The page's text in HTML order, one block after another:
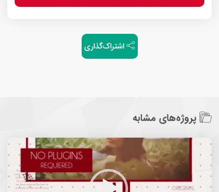
اشتراک‌گذاری
پروژه‌های مشابه